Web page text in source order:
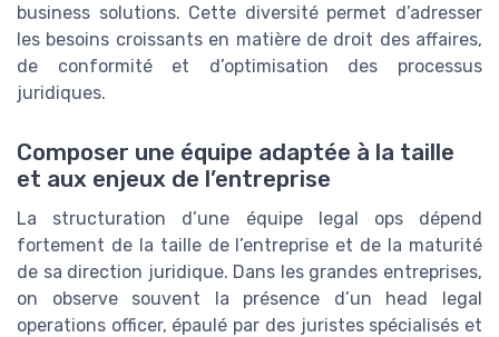
business solutions. Cette diversité permet d’adresser
les besoins croissants en matière de droit des affaires,
de conformité et d’optimisation des processus
juridiques.
Composer une équipe adaptée à la taille
et aux enjeux de l’entreprise
La structuration d’une équipe legal ops dépend
fortement de la taille de l’entreprise et de la maturité
de sa direction juridique. Dans les grandes entreprises,
on observe souvent la présence d’un head legal
operations officer, épaulé par des juristes spécialisés et